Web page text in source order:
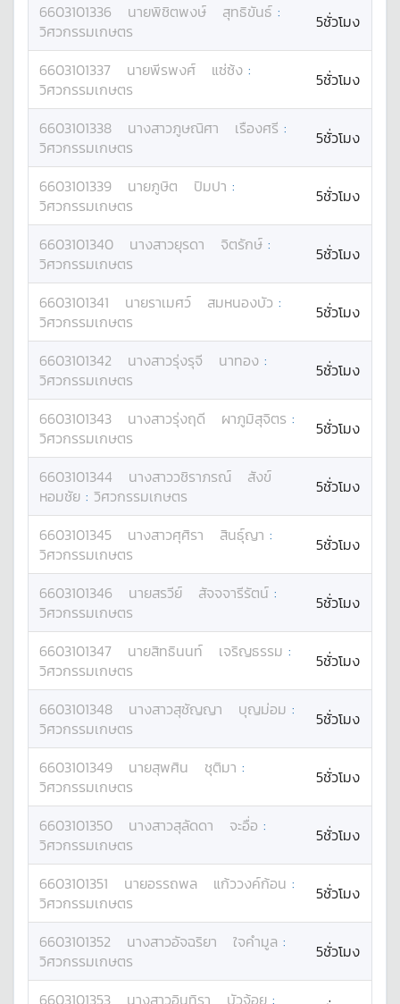
6603101336 นายพิชิตพงษ์ สุทธิขันธ์ :
วิศวกรรมเกษตร
5ชั่วโมง
6603101337 นายพีรพงศ์ แซ่ซ้ง :
วิศวกรรมเกษตร
5ชั่วโมง
6603101338 นางสาวภูษณิศา เรืองศรี :
วิศวกรรมเกษตร
5ชั่วโมง
6603101339 นายภูษิต ปิมปา :
วิศวกรรมเกษตร
5ชั่วโมง
6603101340 นางสาวยุรดา จิตรักษ์ :
วิศวกรรมเกษตร
5ชั่วโมง
6603101341 นายราเมศว์ สมหนองบัว :
วิศวกรรมเกษตร
5ชั่วโมง
6603101342 นางสาวรุ่งรุจี นาทอง :
วิศวกรรมเกษตร
5ชั่วโมง
6603101343 นางสาวรุ่งฤดี ผาภูมิสุจิตร :
วิศวกรรมเกษตร
5ชั่วโมง
6603101344 นางสาววชิราภรณ์
สังข์
หอมชัย : วิศวกรรมเกษตร 5ชั่วโมง
6603101345 นางสาวศุศิรา สินธุ์ญา :
วิศวกรรมเกษตร
5ชั่วโมง
6603101346 นายสรวีย์ สัจจจารีรัตน์ :
วิศวกรรมเกษตร
5ชั่วโมง
6603101347 นายสิทธินนท์ เจริญธรรม :
วิศวกรรมเกษตร
5ชั่วโมง
6603101348 นางสาวสุชัญญา บุญม่อม :
วิศวกรรมเกษตร
5ชั่วโมง
6603101349 นายสุพศิน ชุติมา :
วิศวกรรมเกษตร
5ชั่วโมง
6603101350 นางสาวสุลัดดา จะอื่อ :
วิศวกรรมเกษตร
5ชั่วโมง
6603101351 นายอรรถพล แก้ววงค์ก้อน :
วิศวกรรมเกษตร
5ชั่วโมง
6603101352 นางสาวอัจฉริยา ใจคำมูล :
วิศวกรรมเกษตร
5ชั่วโมง
6603101353 นางสาวอินทิรา บัวจ้อย :